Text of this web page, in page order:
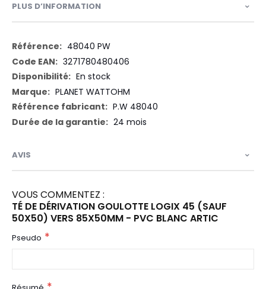
PLUS D’INFORMATION
Plus
d’information
48040 PW
3271780480406
En stock
PLANET WATTOHM
P.W 48040
24 mois
AVIS
VOUS COMMENTEZ :
TÉ DE DÉRIVATION GOULOTTE LOGIX 45 (SAUF
50X50) VERS 85X50MM - PVC BLANC ARTIC
Pseudo